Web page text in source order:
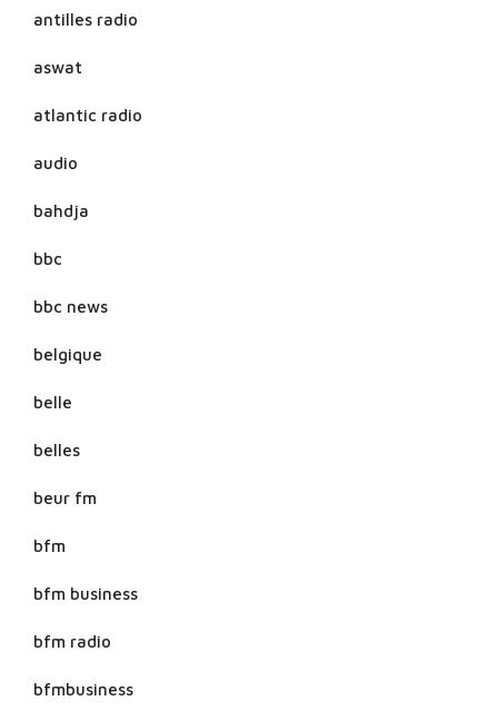
antilles radio
aswat
atlantic radio
audio
bahdja
bbc
bbc news
belgique
belle
belles
beur fm
bfm
bfm business
bfm radio
bfmbusiness